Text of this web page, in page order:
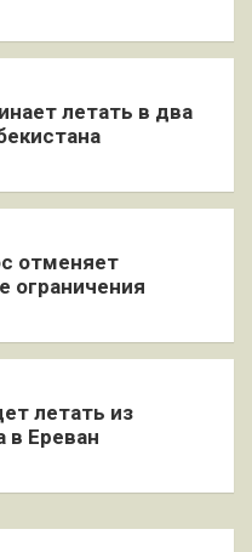
летать в два
отменяет
ограничения
летать из
в Ереван